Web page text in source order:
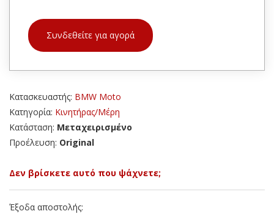
Συνδεθείτε για αγορά
Κατασκευαστής: BMW Moto
Κατηγορία: Κινητήρας/Μέρη
Κατάσταση: Μεταχειρισμένο
Προέλευση: Original
Δεν βρίσκετε αυτό που ψάχνετε;
Έξοδα αποστολής: